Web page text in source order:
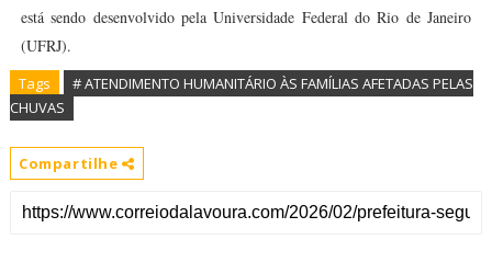
está sendo desenvolvido pela Universidade Federal do Rio de Janeiro
(UFRJ).
Tags
# ATENDIMENTO HUMANITÁRIO ÀS FAMÍLIAS AFETADAS PELAS
CHUVAS
Compartilhe